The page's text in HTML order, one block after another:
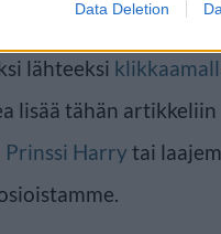
Data Deletion
lähteeksi
lisää tähän artikkeliin
Prinssi Harry tai